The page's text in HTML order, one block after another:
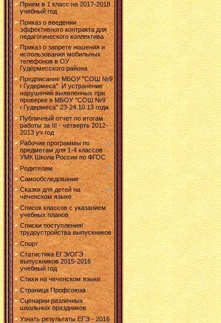
Прием в 1 класс на 2017-2018
учебный год.
Приказ о введении
эффективного контракта для
педагогического коллектива
Приказ о запрете ношения и
использования мобильных
телефонов в ОУ
Гудермесского района
Предписание МБОУ "СОШ №9
г.Гудермеса". И устранение
нарушений выявленных при
проверке в МБОУ "СОШ №9
г.Гудермеса" 23-24.10.13 года
Публичный отчет по итогам
работы за III - четверть 2012-
2013 уч.год
Рабочие программы по
предметам для 1-4 классов
УМК Школа России по ФГОС
Родителям
Самообследование
Сказки для детей на
чеченском языке.
Список классов с указанием
учебных планов
Списки поступления/
трудоустройства выпускников
Спорт
Статистика ЕГЭ/ОГЭ
выпускников 2015-2016
учебный год
Стихи на чеченском языке
Страница Профсоюза
Сценарии различных
школьных праздников
Узнать результаты ЕГЭ - 2016